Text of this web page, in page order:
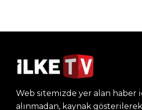
Web sitemizde yer alan haber
alınmadan, kaynak